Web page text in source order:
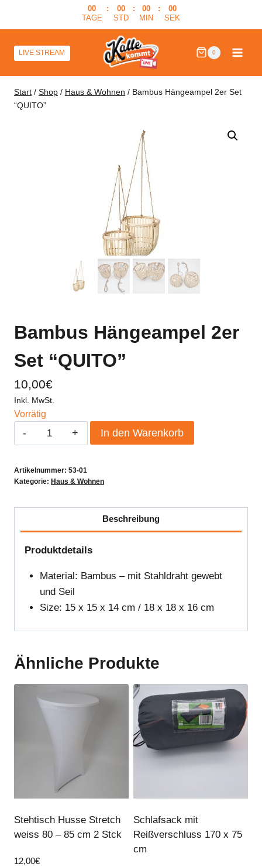
00
TAGE
:
00
STD
:
00
MIN
:
00
SEK
LIVE STREAM 0
Start / Shop / Haus & Wohnen / Bambus Hängeampel 2er Set
“QUITO”
Bambus Hängeampel 2er
Set “QUITO”
10,00€
Inkl. MwSt.
Vorrätig
Bambus
Hängeampel
Set
Menge
In den Warenkorb
Artikelnummer: 53-01
Kategorie: Haus & Wohnen
Beschreibung
Produktdetails
Material: Bambus – mit Stahldraht gewebt
und Seil
Size: 15 x 15 x 14 cm / 18 x 18 x 16 cm
Ähnliche Produkte
Stehtisch Husse Stretch
weiss 80 – 85 cm 2 Stck
12,00€
Schlafsack mit
Reißverschluss 170 x 75
cm